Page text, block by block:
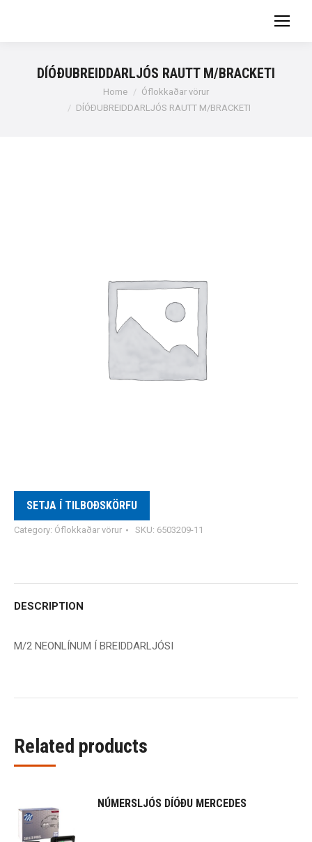
DÍÓÐUBREIDDARLJÓS RAUTT M/BRACKETI
Home
Óflokkaðar vörur
DÍÓÐUBREIDDARLJÓS RAUTT M/BRACKETI
SETJA Í TILBOÐSKÖRFU
Category: Óflokkaðar vörur SKU: 6503209-11
DESCRIPTION
M/2 NEONLÍNUM Í BREIDDARLJÓSI
Related products
NÚMERSLJÓS DÍÓÐU MERCEDES